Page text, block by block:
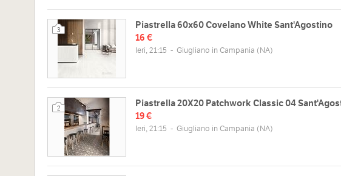
3
Piastrella 60x60 Covelano White Sant'Agostino
16 €
Ieri, 21:15 - Giugliano in Campania (NA)
2
Piastrella 20X20 Patchwork Classic 04
19 €
Ieri, 21:15 - Giugliano in Campania (NA)